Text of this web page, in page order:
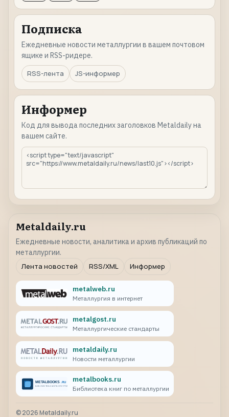
Подписка
Ежедневные новости металлургии в вашем почтовом
ящике и RSS-ридере.
RSS-лента
JS-информер
Информер
Код для вывода последних заголовков Metaldaily на
вашем сайте.
Metaldaily.ru
Ежедневные новости, аналитика и архив публикаций по
металлургии.
Лента новостей
RSS/XML Информер
metalweb.ru
Металлургия в интернет
metalgost.ru
Металлургические стандарты
metaldaily.ru
Новости металлургии
metalbooks.ru
Библиотека книг по металлургии
©2026 Metaldaily.ru